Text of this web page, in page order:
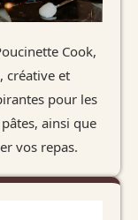
Cook,
créative et
pour les
ainsi que
vos repas.